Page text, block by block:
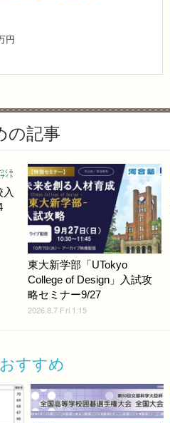
円
の記事
入
東大新学部「UTokyo
College of Design」入試攻
略セミナー9/27
2026.8.7 Fri 1:15
すすめ